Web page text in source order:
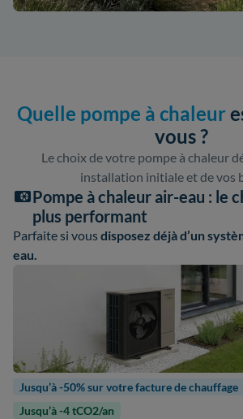
Quelle pompe à chaleur
vous ?
Le choix de votre pompe à chaleur
installation initiale et de vos
Pompe à chaleur air-eau : le
plus performant
Parfaite si vousdisposez déjà d’un
eau.
Jusqu’à -50% sur votre facture de chauffage
Jusqu’à -4 tCO2/an